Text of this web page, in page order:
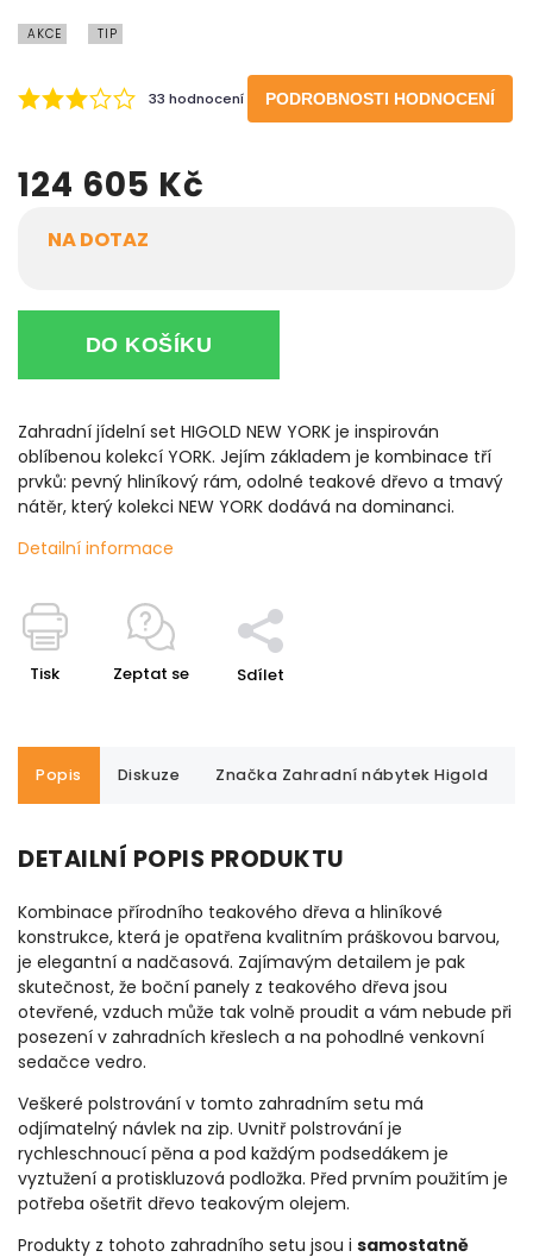
AKCE TIP
33 hodnocení PODROBNOSTI HODNOCENÍ
124 605 Kč
NA DOTAZ
DO KOŠÍKU
Zahradní jídelní set HIGOLD NEW YORK je inspirován
oblíbenou kolekcí YORK. Jejím základem je kombinace tří
prvků: pevný hliníkový rám, odolné teakové dřevo a tmavý
nátěr, který kolekci NEW YORK dodává na dominanci.
Detailní informace
Tisk Zeptat se Sdílet
Popis Diskuze Značka Zahradní nábytek Higold
DETAILNÍ POPIS PRODUKTU
Kombinace přírodního teakového dřeva a hliníkové
konstrukce, která je opatřena kvalitním práškovou barvou,
je elegantní a nadčasová. Zajímavým detailem je pak
skutečnost, že boční panely z teakového dřeva jsou
otevřené, vzduch může tak volně proudit a vám nebude při
posezení v zahradních křeslech a na pohodlné venkovní
sedačce vedro.
Veškeré polstrování v tomto zahradním setu má
odjímatelný návlek na zip. Uvnitř polstrování je
rychleschnoucí pěna a pod každým podsedákem je
vyztužení a protiskluzová podložka. Před prvním použitím je
potřeba ošetřit dřevo teakovým olejem.
Produkty z tohoto zahradního setu jsou i samostatně